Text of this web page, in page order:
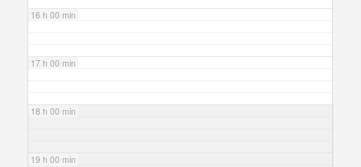
16 h 00 min
17 h 00 min
18 h 00 min
19 h 00 min